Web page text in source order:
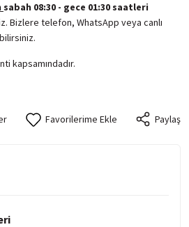
sabah 08:30 - gece 01:30 saatleri
Bizlere telefon, WhatsApp veya canlı
kapsamındadır.
Paylaş